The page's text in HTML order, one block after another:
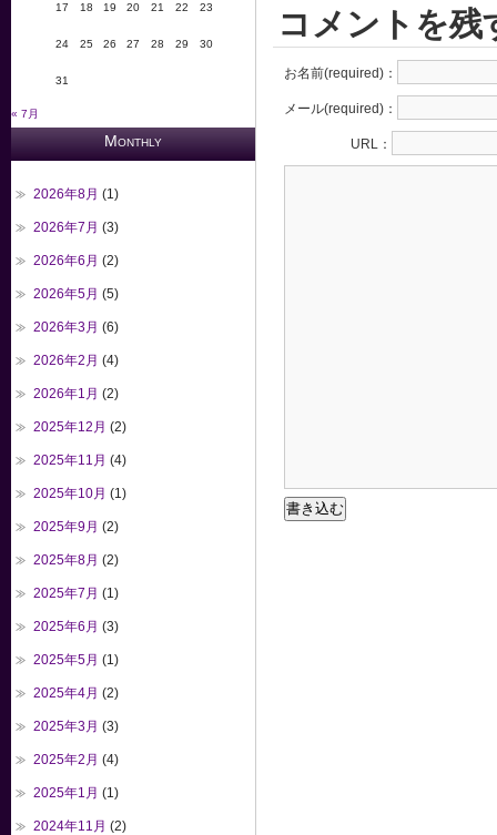
コメントを残
お名前(required)：
メール(required)：
URL：
17 18 19 20 21 22 23
24 25 26 27 28 29 30
31
« 7月
Monthly
2026年8月 (1)
2026年7月 (3)
2026年6月 (2)
2026年5月 (5)
2026年3月 (6)
2026年2月 (4)
2026年1月 (2)
2025年12月 (2)
2025年11月 (4)
2025年10月 (1)
2025年9月 (2)
2025年8月 (2)
2025年7月 (1)
2025年6月 (3)
2025年5月 (1)
2025年4月 (2)
2025年3月 (3)
2025年2月 (4)
2025年1月 (1)
2024年11月 (2)